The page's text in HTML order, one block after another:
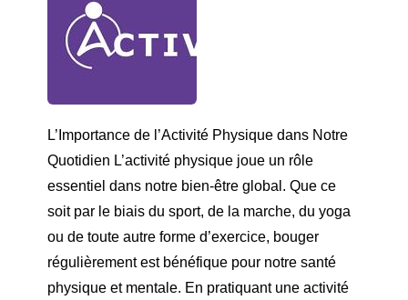
L’Importance de l’Activité Physique dans Notre
Quotidien L’activité physique joue un rôle
essentiel dans notre bien-être global. Que ce
soit par le biais du sport, de la marche, du yoga
ou de toute autre forme d’exercice, bouger
régulièrement est bénéfique pour notre santé
physique et mentale. En pratiquant une activité